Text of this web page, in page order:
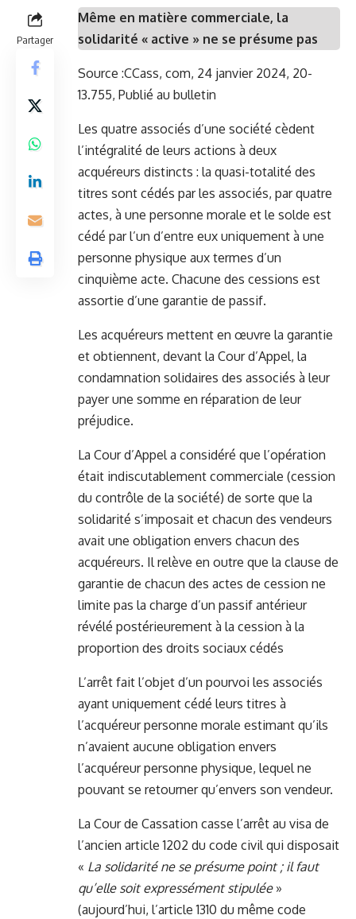
Partager
Même en matière commerciale, la
solidarité « active » ne se présume pas
Source :CCass, com, 24 janvier 2024, 20-
13.755, Publié au bulletin
Les quatre associés d’une société cèdent
l’intégralité de leurs actions à deux
acquéreurs distincts : la quasi-totalité des
titres sont cédés par les associés, par quatre
actes, à une personne morale et le solde est
cédé par l’un d’entre eux uniquement à une
personne physique aux termes d’un
cinquième acte. Chacune des cessions est
assortie d’une garantie de passif.
Les acquéreurs mettent en œuvre la garantie
et obtiennent, devant la Cour d’Appel, la
condamnation solidaires des associés à leur
payer une somme en réparation de leur
préjudice.
La Cour d’Appel a considéré que l’opération
était indiscutablement commerciale (cession
du contrôle de la société) de sorte que la
solidarité s’imposait et chacun des vendeurs
avait une obligation envers chacun des
acquéreurs. Il relève en outre que la clause de
garantie de chacun des actes de cession ne
limite pas la charge d’un passif antérieur
révélé postérieurement à la cession à la
proportion des droits sociaux cédés
L’arrêt fait l’objet d’un pourvoi les associés
ayant uniquement cédé leurs titres à
l’acquéreur personne morale estimant qu’ils
n’avaient aucune obligation envers
l’acquéreur personne physique, lequel ne
pouvant se retourner qu’envers son vendeur.
La Cour de Cassation casse l’arrêt au visa de
l’ancien article 1202 du code civil qui disposait
« La solidarité ne se présume point ; il faut
qu’elle soit expressément stipulée»
(aujourd’hui, l’article 1310 du même code